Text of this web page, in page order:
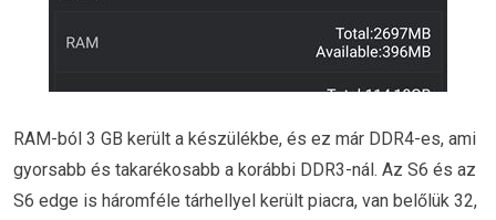
RAM-ból 3 GB került a készülékbe, és ez már DDR4-es, ami
gyorsabb és takarékosabb a korábbi DDR3-nál. Az S6 és az
S6 edge is háromféle tárhellyel került piacra, van belőlük 32,